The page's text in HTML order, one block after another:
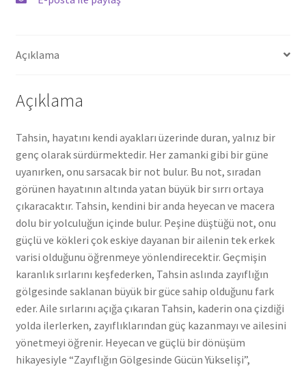
Açıklama
Açıklama
Tahsin, hayatını kendi ayakları üzerinde duran, yalnız bir
genç olarak sürdürmektedir. Her zamanki gibi bir güne
uyanırken, onu sarsacak bir not bulur. Bu not, sıradan
görünen hayatının altında yatan büyük bir sırrı ortaya
çıkaracaktır. Tahsin, kendini bir anda heyecan ve macera
dolu bir yolculuğun içinde bulur. Peşine düştüğü not, onu
güçlü ve kökleri çok eskiye dayanan bir ailenin tek erkek
varisi olduğunu öğrenmeye yönlendirecektir. Geçmişin
karanlık sırlarını keşfederken, Tahsin aslında zayıflığın
gölgesinde saklanan büyük bir güce sahip olduğunu fark
eder. Aile sırlarını açığa çıkaran Tahsin, kaderin ona çizdiği
yolda ilerlerken, zayıflıklarından güç kazanmayı ve ailesini
yönetmeyi öğrenir. Heyecan ve güçlü bir dönüşüm
hikayesiyle “Zayıflığın Gölgesinde Gücün Yükselişi”,